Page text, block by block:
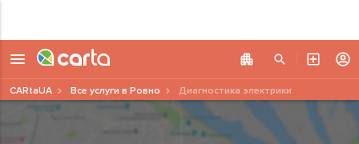
CARtaUA Все услуги в Ровно Диагностика электрики